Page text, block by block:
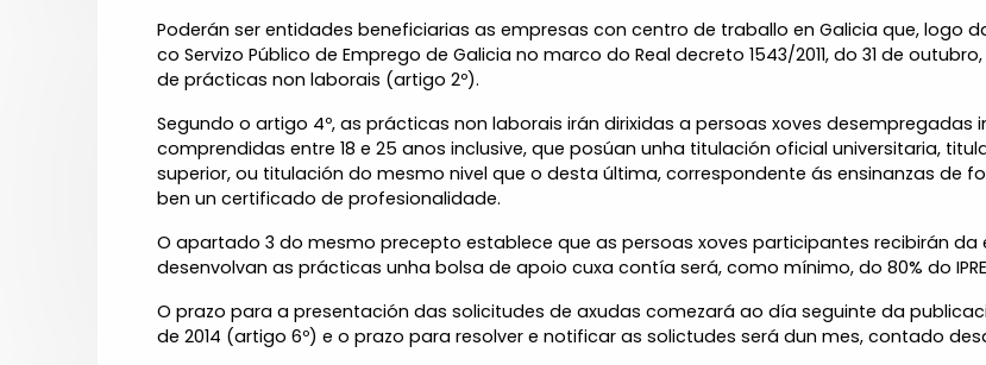
Poderán ser entidades beneficiarias as empresas con centro de traballo en Galicia que, logo
co Servizo Público de Emprego de Galicia no marco do Real decreto 1543/2011, do 31 de
de prácticas non laborais (artigo 2º).
Segundo o artigo 4º, as prácticas non laborais irán dirixidas a persoas xoves
comprendidas entre 18 e 25 anos inclusive, que posúan unha titulación oficial universitaria,
superior, ou titulación do mesmo nivel que o desta última, correspondente ás ensinanzas de
ben un certificado de profesionalidade.
O apartado 3 do mesmo precepto establece que as persoas xoves participantes recibirán
desenvolvan as prácticas unha bolsa de apoio cuxa contía será, como mínimo, do 80% do
O prazo para a presentación das solicitudes de axudas comezará ao día seguinte da
de 2014 (artigo 6º) e o prazo para resolver e notificar as solictudes será dun mes, contado